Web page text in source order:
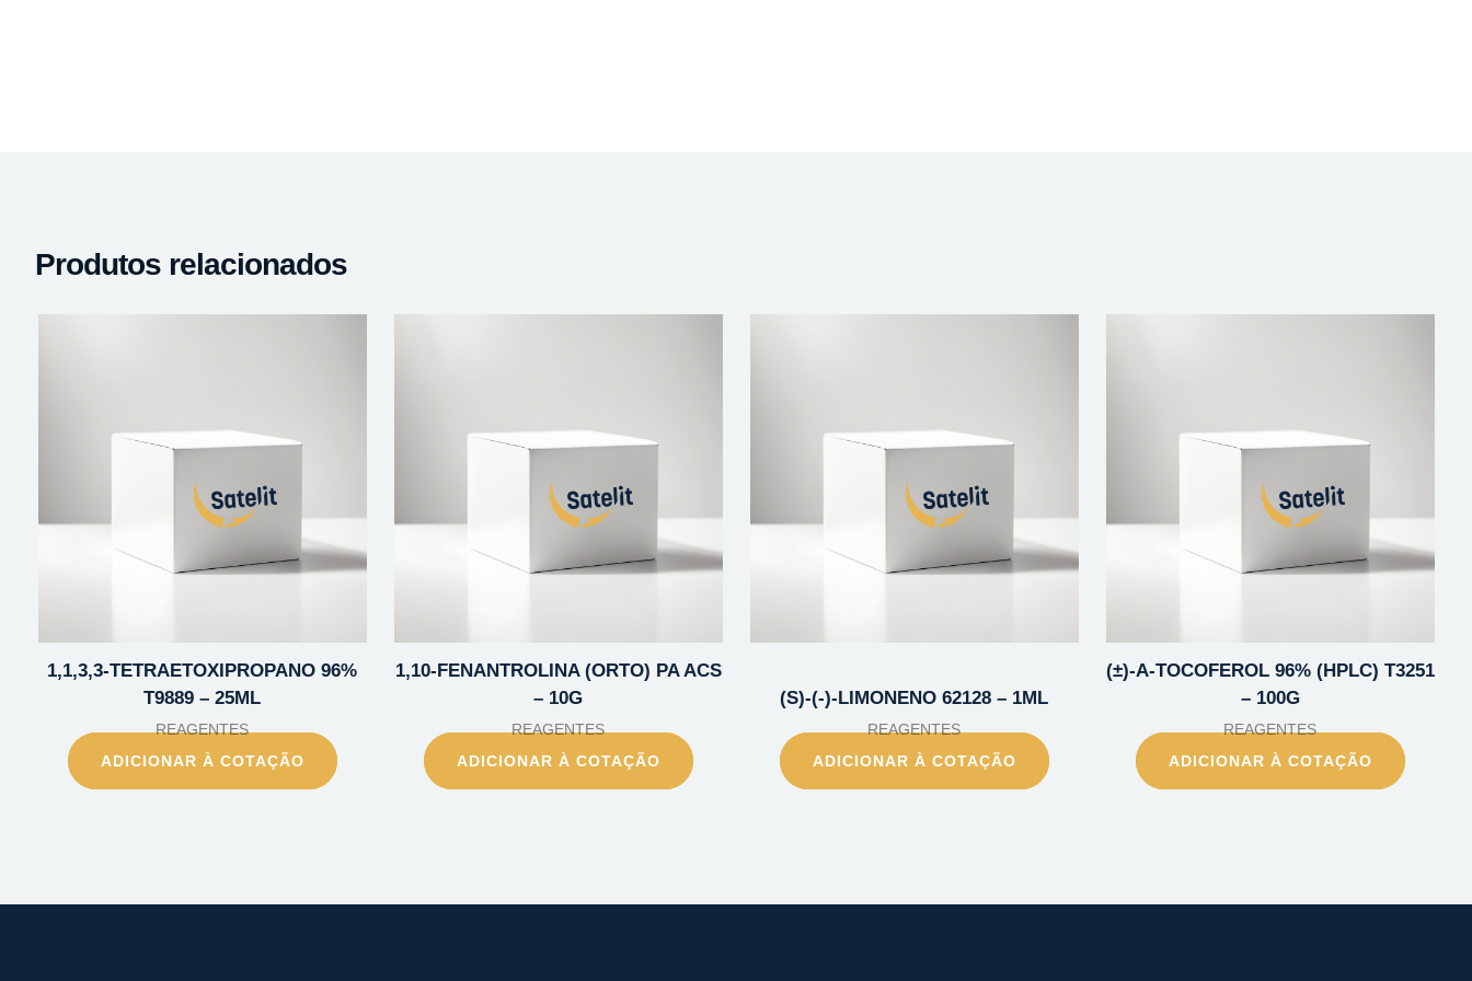
Produtos relacionados
1,1,3,3-TETRAETOXIPROPANO 96%
T9889 – 25ML
REAGENTES
ADICIONAR À COTAÇÃO
1,10-FENANTROLINA (ORTO) PA ACS
– 10G
REAGENTES
ADICIONAR À COTAÇÃO
(S)-(-)-LIMONENO 62128 – 1ML
REAGENTES
ADICIONAR À COTAÇÃO
(±)-A-TOCOFEROL 96% (HPLC) T3251
– 100G
REAGENTES
ADICIONAR À COTAÇÃO